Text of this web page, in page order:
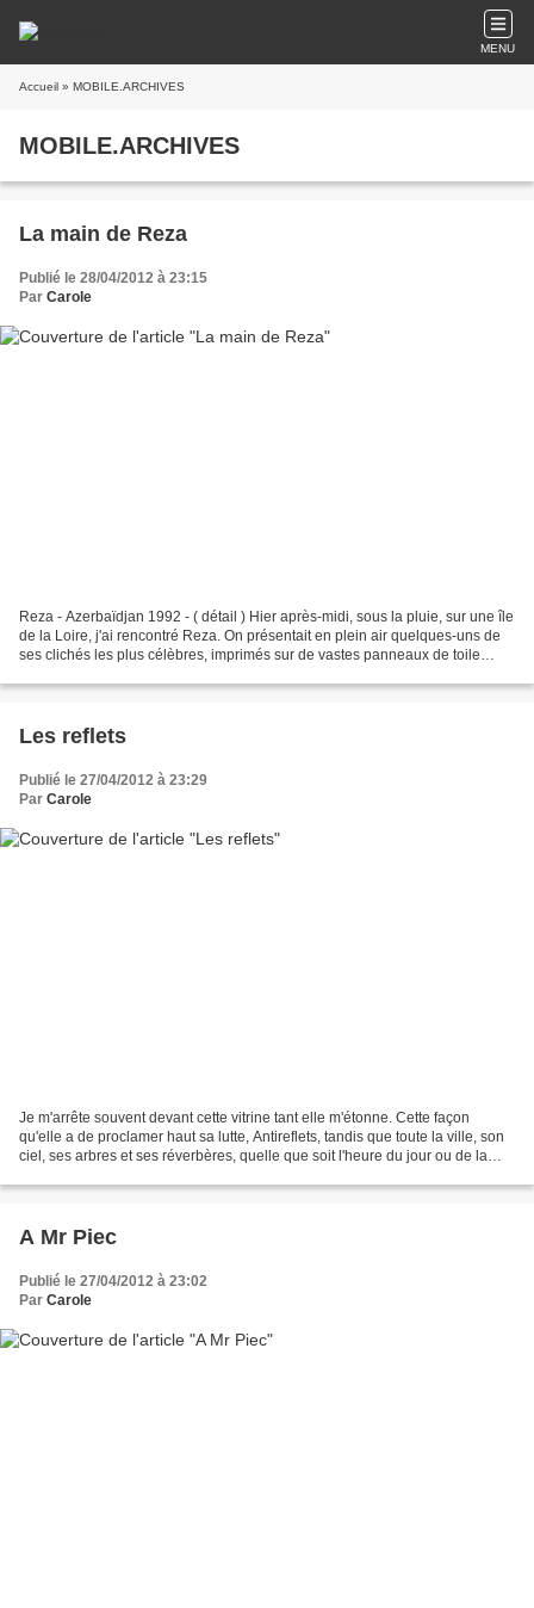
MENU
Accueil » MOBILE.ARCHIVES
MOBILE.ARCHIVES
La main de Reza
Publié le 28/04/2012 à 23:15
Par Carole
Reza - Azerbaïdjan 1992 - ( détail ) Hier après-midi, sous la pluie, sur une île
de la Loire, j'ai rencontré Reza. On présentait en plein air quelques-uns de
ses clichés les plus célèbres, imprimés sur de vastes panneaux de toile
Les reflets
Publié le 27/04/2012 à 23:29
Par Carole
Je m'arrête souvent devant cette vitrine tant elle m'étonne. Cette façon
qu'elle a de proclamer haut sa lutte, Antireflets, tandis que toute la ville, son
ciel, ses arbres et ses réverbères, quelle que soit l'heure du jour ou de la
A Mr Piec
Publié le 27/04/2012 à 23:02
Par Carole